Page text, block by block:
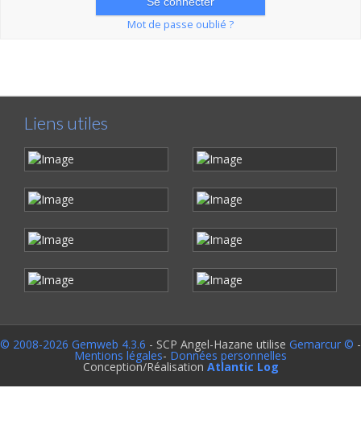
Mot de passe oublié ?
Liens utiles
© 2008-2026 Gemweb 4.3.6 - SCP Angel-Hazane utilise Gemarcur © -
Mentions légales- Données personnelles
Conception/Réalisation Atlantic Log